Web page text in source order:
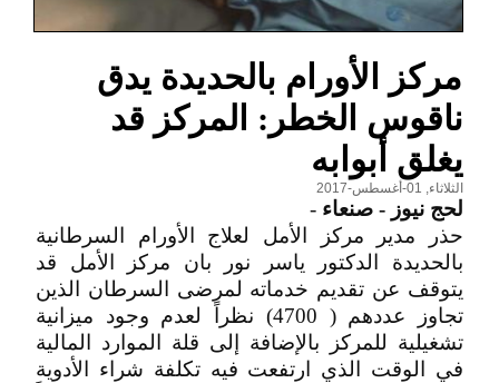
مركز الأورام بالحديدة يدق
ناقوس الخطر: المركز قد
يغلق أبوابه
الثلاثاء, 01-أغسطس-2017
لحج نيوز - صنعاء -
حذر مدير مركز الأمل لعلاج الأورام السرطانية
بالحديدة الدكتور ياسر نور بان مركز الأمل قد
يتوقف عن تقديم خدماته لمرضى السرطان الذين
تجاوز عددهم ( 4700) نظراً لعدم وجود ميزانية
تشغيلية للمركز بالإضافة إلى قلة الموارد المالية
في الوقت الذي ارتفعت فيه تكلفة شراء الأدوية